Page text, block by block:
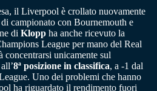
il Liverpool è crollato nuovamente
campionato con Bournemouth e
di Klopp ha anche ricevuto la
League per mano del Real
unicamente sul
8ª posizione in classifica, a -1 dal
Uno dei problemi che hanno
ha riguardato il rendimento fuori